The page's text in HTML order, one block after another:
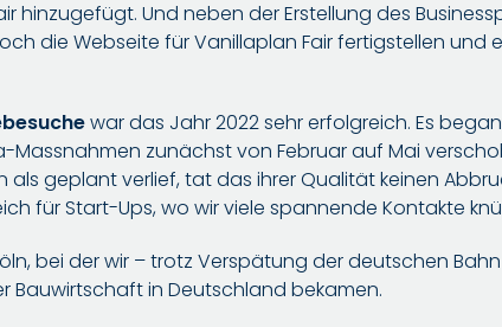
hinzugefügt. Und neben der Erstellung des
die Webseite für Vanillaplan Fair fertigstellen und
war das Jahr 2022 sehr erfolgreich. Es
Massnahmen zunächst von Februar auf Mai
als geplant verlief, tat das ihrer Qualität keinen
für Start-Ups, wo wir viele spannende Kontakte
bei der wir – trotz Verspätung der deutschen
Bauwirtschaft in Deutschland bekamen.